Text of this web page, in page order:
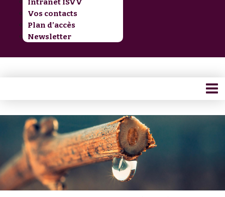
Vos contacts
Plan d’accès
Newsletter